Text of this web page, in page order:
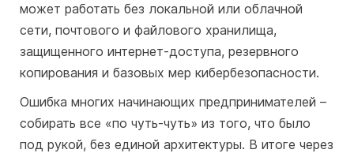
может работать без локальной или облачной
сети, почтового и файлового хранилища,
защищенного интернет-доступа, резервного
копирования и базовых мер кибербезопасности.
Ошибка многих начинающих предпринимателей –
собирать все «по чуть-чуть» из того, что было
под рукой, без единой архитектуры. В итоге через